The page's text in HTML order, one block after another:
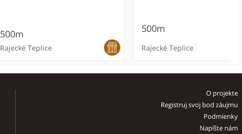
500m
Rajecké Teplice
500m
Rajecké Teplice
O projekte
Registruj svoj bod záujmu
Podmienky
Napíšte nám